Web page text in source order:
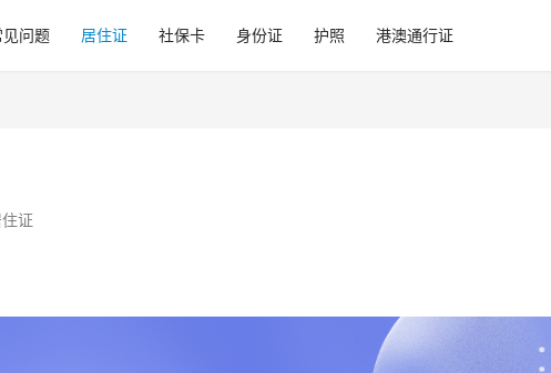
见问题 居住证 社保卡 身份证 护照 港澳通行证
证